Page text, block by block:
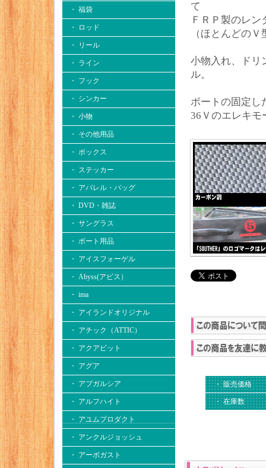
・ 福袋
・ ロッド
・ リール
・ ライン
・ フック
・ シンカー
・ 小物
・ その他用品
・ ボックス
・ ステッカー
・ アパレル・バッグ
・ DVD・雑誌
・ サングラス
・ ボート用品
・ アイスフォーゲル
・ Abyss(アビス）
・ ima
・ アイランドオリジナル
・ アチック（ATTIC）
・ アクアビット
・ アグア
・ アブガルシア
・ アルフハイト
・ アユムプロダクト
・ アンクルジョッシュ
・ アーボガスト
て
ＦＲＰ製のレ
（ほとんどの
小物入れ、ド
ル。
ボートの固定し
36Ｖのエレキモ
・ 販売価格
・ 在庫数